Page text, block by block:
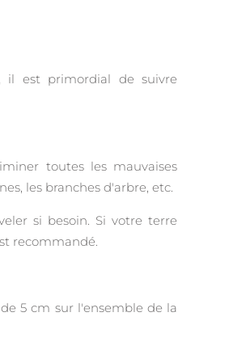
il est primordial de suivre
toutes les mauvaises
les branches d'arbre, etc.
si besoin. Si votre terre
recommandé.
5 cm sur l'ensemble de la